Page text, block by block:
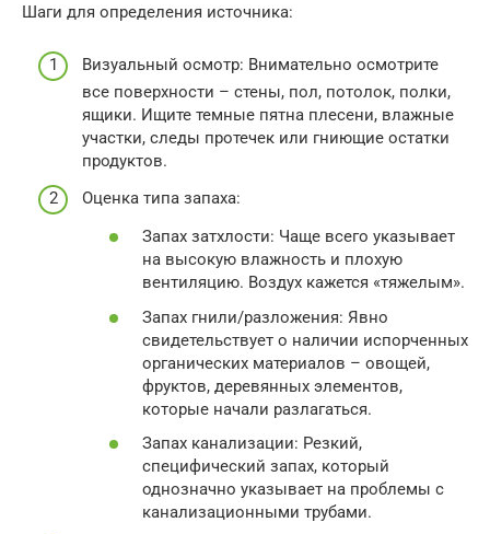
Шаги для определения источника:
Визуальный осмотр: Внимательно осмотрите
все поверхности – стены, пол, потолок, полки,
ящики. Ищите темные пятна плесени, влажные
участки, следы протечек или гниющие остатки
продуктов.
Оценка типа запаха:
Запах затхлости: Чаще всего указывает
на высокую влажность и плохую
вентиляцию. Воздух кажется «тяжелым».
Запах гнили/разложения: Явно
свидетельствует о наличии испорченных
органических материалов – овощей,
фруктов, деревянных элементов,
которые начали разлагаться.
Запах канализации: Резкий,
специфический запах, который
однозначно указывает на проблемы с
канализационными трубами.